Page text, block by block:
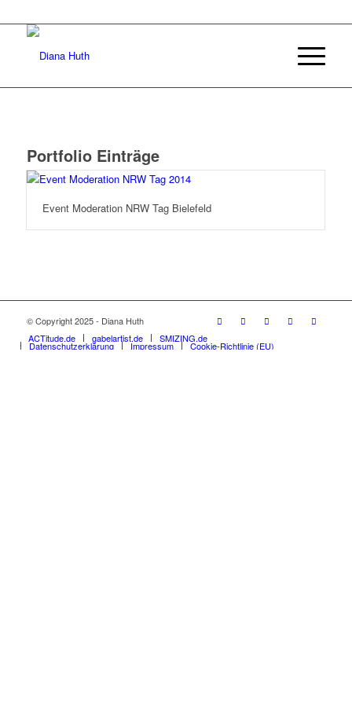
Portfolio Einträge
Event Moderation NRW Tag Bielefeld
© Copyright 2025 - Diana Huth
ACTitude.de
gabelartist.de SMIZING.de
Datenschutzerklärung Impressum Cookie-Richtlinie (EU)